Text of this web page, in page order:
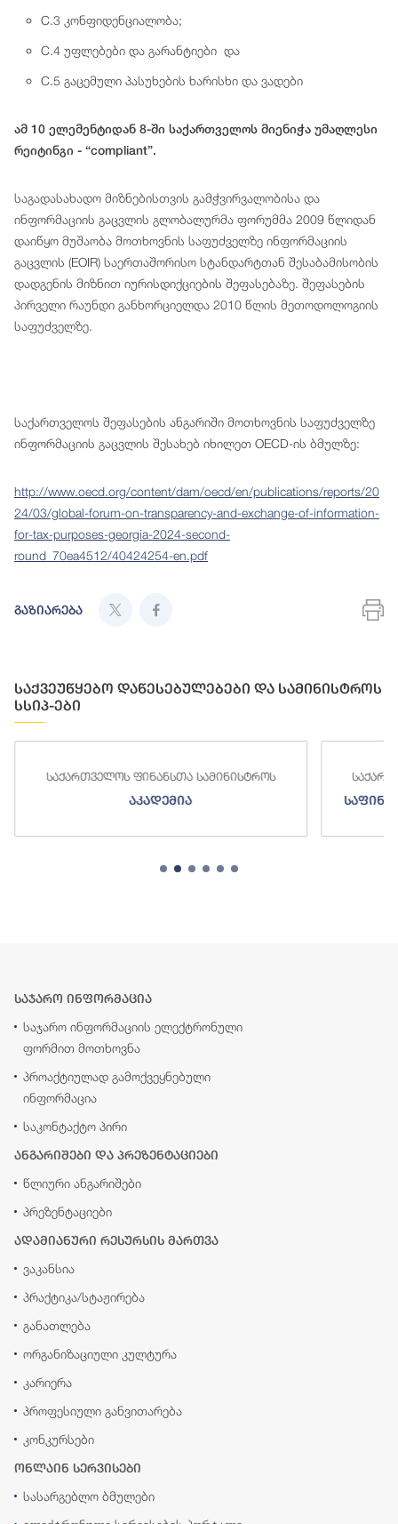
C.3 კონფიდენციალობა;
C.4 უფლებები და გარანტიები და
C.5 გაცემული პასუხების ხარისხი და ვადები
ამ 10 ელემენტიდან 8-ში საქართველოს მიენიჭა უმაღლესი
რეიტინგი - “compliant”.
საგადასახადო მიზნებისთვის გამჭვირვალობისა და
ინფორმაციის გაცვლის გლობალურმა ფორუმმა 2009 წლიდან
დაიწყო მუშაობა მოთხოვნის საფუძველზე ინფორმაციის
გაცვლის (EOIR) საერთაშორისო სტანდარტთან შესაბამისობის
დადგენის მიზნით იურისდიქციების შეფასებაზე. შეფასების
პირველი რაუნდი განხორციელდა 2010 წლის მეთოდოლოგიის
საფუძველზე.
საქართველოს შეფასების ანგარიში მოთხოვნის საფუძველზე
ინფორმაციის გაცვლის შესახებ იხილეთ OECD-ის ბმულზე:
http://www.oecd.org/content/dam/oecd/en/publications/reports/20
24/03/global-forum-on-transparency-and-exchange-of-information-
for-tax-purposes-georgia-2024-second-
round_70ea4512/40424254-en.pdf
გაზიარება
საქვეუწყებო დაწესებულებები და სამინისტროს
სსიპ-ები
საქართველოს ფინანსთა სამინისტროს
აკადემია
საჯარო ინფორმაცია
საჯარო ინფორმაციის ელექტრონული
ფორმით მოთხოვნა
პროაქტიულად გამოქვეყნებული
ინფორმაცია
საკონტაქტო პირი
ანგარიშები და პრეზენტაციები
წლიური ანგარიშები
პრეზენტაციები
ადამიანური რესურსის მართვა
ვაკანსია
პრაქტიკა/სტაჟირება
განათლება
ორგანიზაციული კულტურა
კარიერა
პროფესიული განვითარება
კონკურსები
ონლაინ სერვისები
სასარგებლო ბმულები